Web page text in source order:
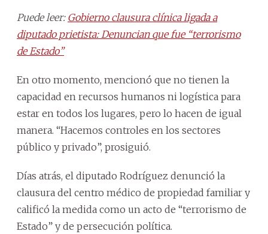
Puede leer: Gobierno clausura clínica ligada a
diputado prietista: Denuncian que fue “terrorismo
de Estado”
En otro momento, mencionó que no tienen la
capacidad en recursos humanos ni logística para
estar en todos los lugares, pero lo hacen de igual
manera. “Hacemos controles en los sectores
público y privado”, prosiguió.
Días atrás, el diputado Rodríguez denunció la
clausura del centro médico de propiedad familiar y
calificó la medida como un acto de “terrorismo de
Estado” y de persecución política.